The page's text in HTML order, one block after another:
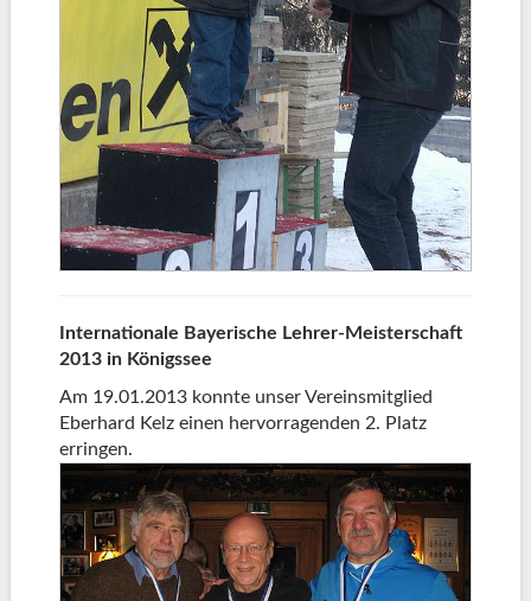
Internationale Bayerische Lehrer-Meisterschaft
2013 in Königssee
Am 19.01.2013 konnte unser Vereinsmitglied
Eberhard Kelz einen hervorragenden 2. Platz
erringen.